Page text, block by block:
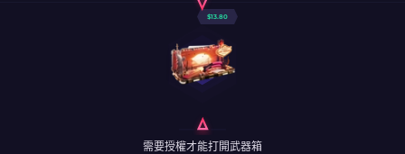
$13.80
需要授權才能打開武器箱